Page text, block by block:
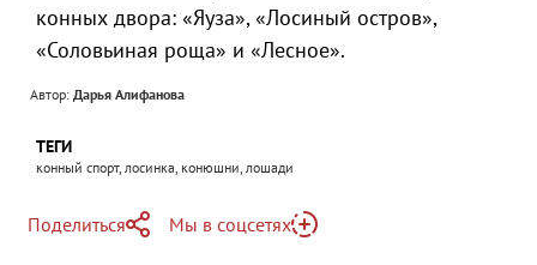
конных двора: «Яуза», «Лосиный остров»,
«Соловьиная роща» и «Лесное».
Автор: Дарья Алифанова
ТЕГИ
конный спорт, лосинка, конюшни, лошади
Поделиться
Мы в соцсетях